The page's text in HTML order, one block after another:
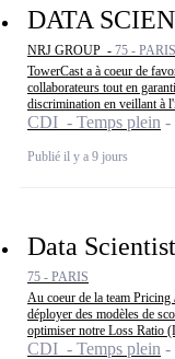
DATA
NRJ GROUP - 75 - PARIS
TowerCast a à coeur de
collaborateurs tout en
discrimination en veillant à
CDI - Temps plein
Publié il y a 9 jours
Data
75 - PARIS
Au coeur de la team
déployer des modèles de
optimiser notre Loss Ratio
CDI - Temps plein